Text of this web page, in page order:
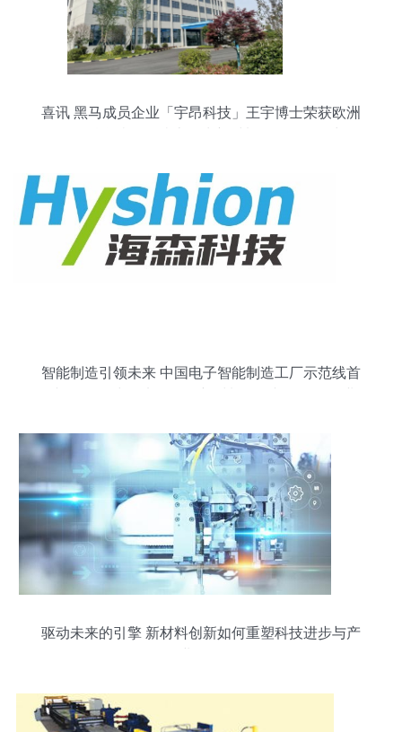
喜讯 黑马成员企业「宇昂科技」王宇博士荣获欧洲
智能制造引领未来 中国电子智能制造工厂示范线首
驱动未来的引擎 新材料创新如何重塑科技进步与产